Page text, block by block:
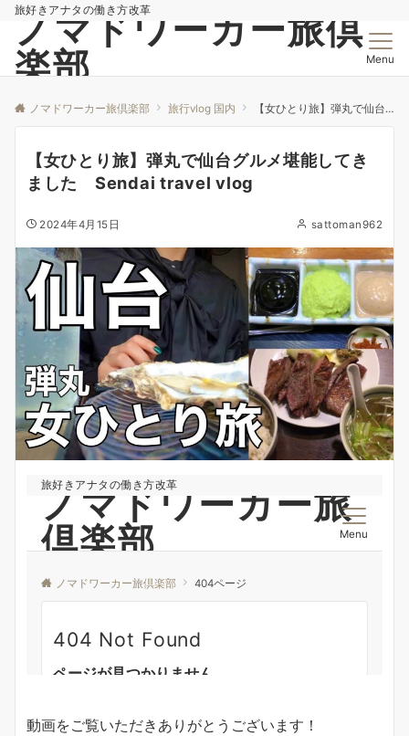
旅好きアナタの働き方改革
ノマドワーカー旅倶
楽部
Menu
ノマドワーカー旅倶楽部 旅行vlog 国内 【女ひとり旅】弾丸で仙台グルメ堪能してきました Sendai travel vlog
【女ひとり旅】弾丸で仙台グルメ堪能してき
ました Sendai travel vlog
2024年4月15日 sattoman962
動画をご覧いただきありがとうございます！